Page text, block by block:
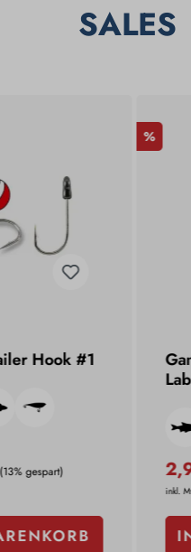
SALES
Hook #1
(13% gespart)
%
inkl.